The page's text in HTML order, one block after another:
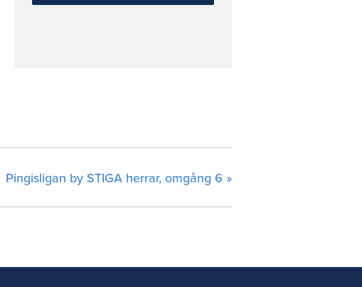
Pingisligan by STIGA herrar, omgång 6 »